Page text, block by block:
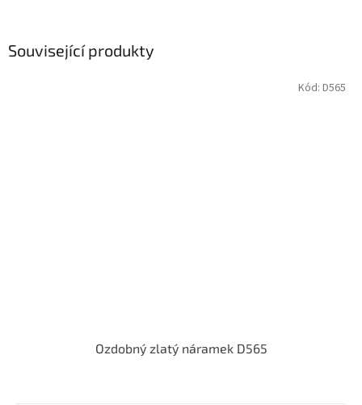
Související produkty
Ozdobný zlatý náramek D565
Kód: D565